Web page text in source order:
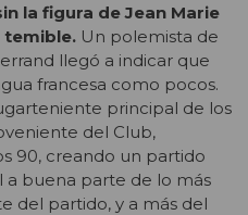
la figura de Jean Marie
temible. Un polemista de
llegó a indicar que
francesa como pocos.
principal de los
del Club,
90, creando un partido
a buena parte de lo más
del partido, y a más del